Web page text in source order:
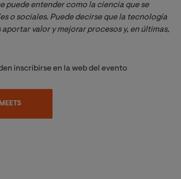
puede entender como la ciencia que se
o sociales. Puede decirse que la tecnología
aportar valor y mejorar procesos y, en últimas,
inscribirse en la web del evento